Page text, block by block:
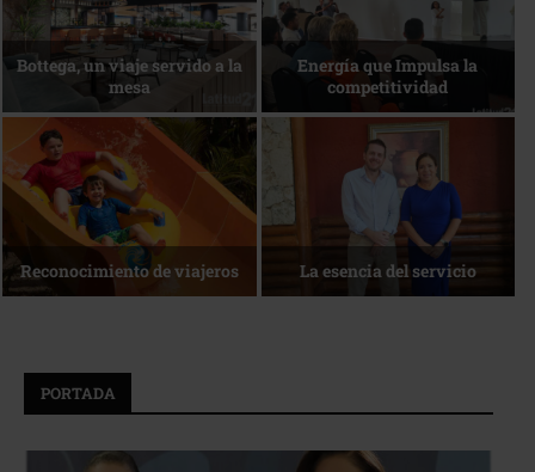
Bottega, un viaje servido a la
mesa
Energía que Impulsa la
competitividad
Reconocimiento de viajeros La esencia del servicio
PORTADA